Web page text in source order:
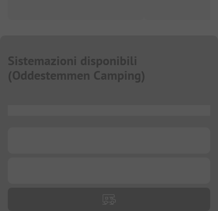
Sistemazioni disponibili
(Oddestemmen Camping)